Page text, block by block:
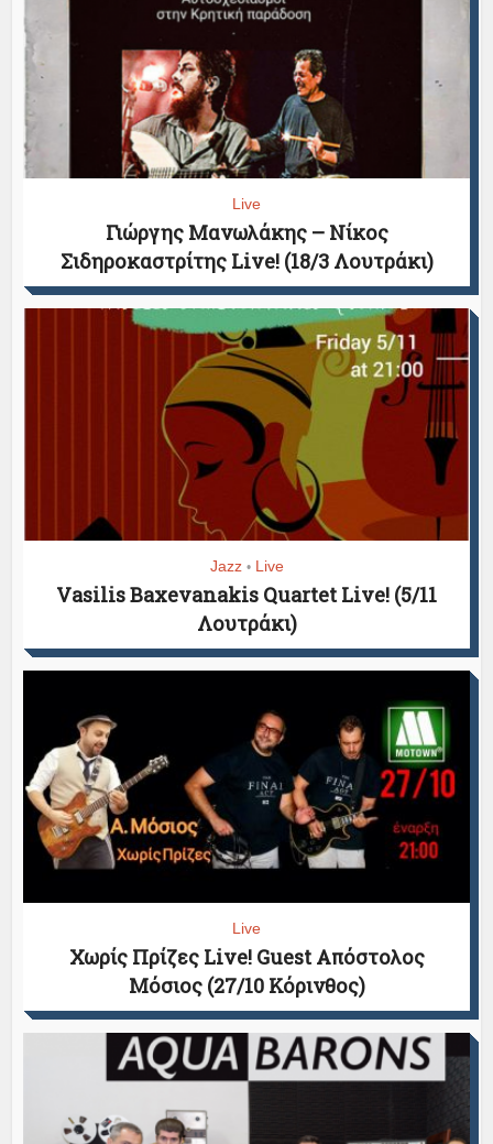
Live
Γιώργης Μανωλάκης – Νίκος
Σιδηροκαστρίτης Live! (18/3 Λουτράκι)
Jazz • Live
Vasilis Baxevanakis Quartet Live! (5/11
Λουτράκι)
Live
Χωρίς Πρίζες Live! Guest Απόστολος
Μόσιος (27/10 Κόρινθος)